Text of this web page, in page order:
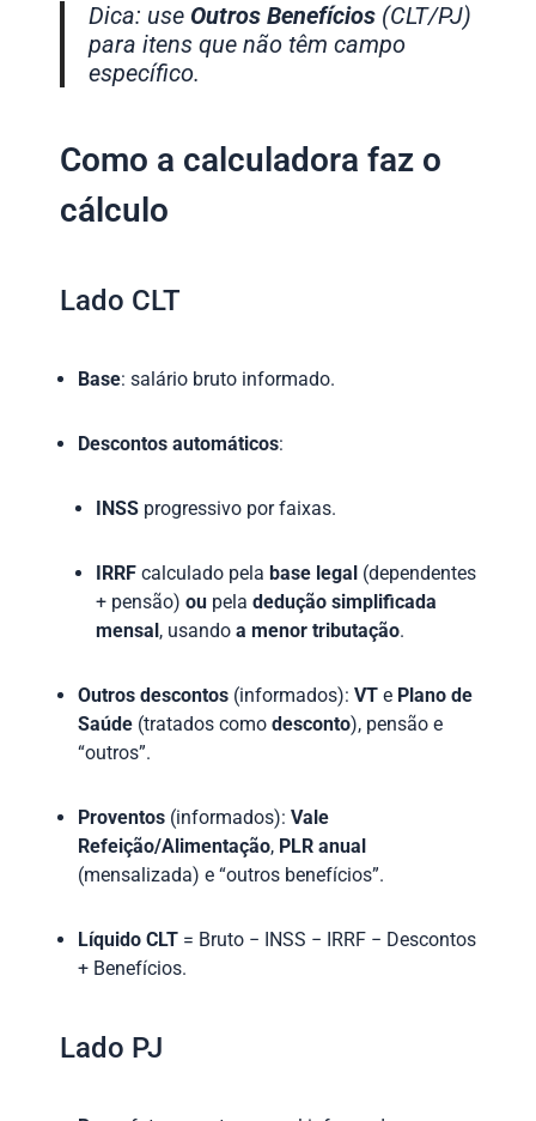
Dica: use Outros Benefícios (CLT/PJ)
para itens que não têm campo
específico.
Como a calculadora faz o
cálculo
Lado CLT
Base: salário bruto informado.
Descontos automáticos:
INSS progressivo por faixas.
IRRF calculado pela base legal (dependentes
+ pensão) ou pela dedução simplificada
mensal , usando a menor tributação.
Outros descontos (informados): VT e Plano de
Saúde (tratados como desconto), pensão e
“outros”.
Proventos (informados): Vale
Refeição/Alimentação, PLR anual
(mensalizada) e “outros benefícios”.
Líquido CLT = Bruto − INSS − IRRF − Descontos
+ Benefícios.
Lado PJ